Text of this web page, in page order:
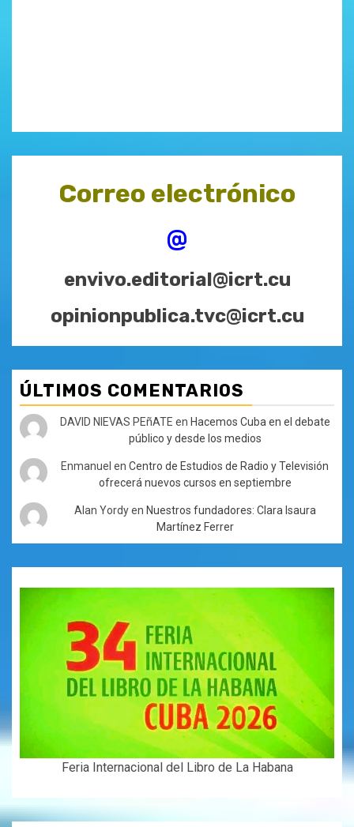
Correo electrónico
@
envivo.editorial@icrt.cu
opinionpublica.tvc@icrt.cu
ÚLTIMOS COMENTARIOS
DAVID NIEVAS PEñATE en Hacemos Cuba en el debate
público y desde los medios
Enmanuel enCentro de Estudios de Radio y Televisión
ofrecerá nuevos cursos en septiembre
Alan Yordyen Nuestros fundadores: Clara Isaura
Martínez Ferrer
Feria Internacional del Libro de La Habana